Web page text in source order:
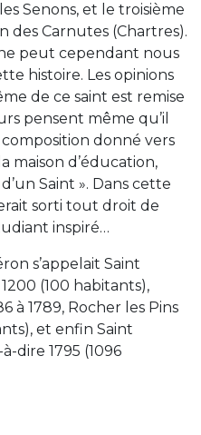
Senons, et le troisième
des Carnutes (Chartres).
peut cependant nous
histoire. Les opinions
de ce saint est remise
pensent même qu’il
composition donné vers
maison d’éducation,
Saint ». Dans cette
sorti tout droit de
inspiré…
s’appelait Saint
(100 habitants),
à 1789, Rocher les Pins
et enfin Saint
dire 1795 (1096